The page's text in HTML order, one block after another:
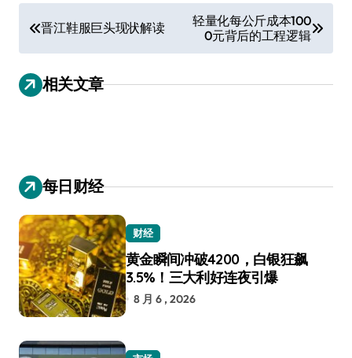
章
导
航
晋江鞋服巨头现状解读
轻量化每公斤成本100
0元背后的工程逻辑
相关文章
每日财经
财经
黄金瞬间冲破4200，白银狂飙
3.5%！三大利好连夜引爆
8 月 6 , 2026